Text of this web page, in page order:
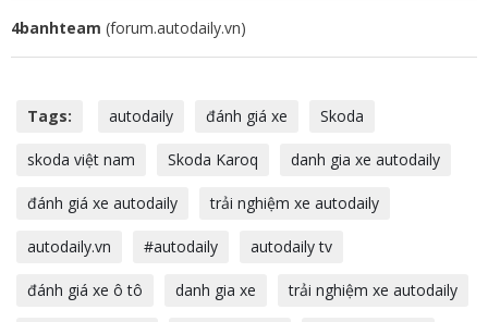
4banhteam (forum.autodaily.vn)
Tags: autodaily đánh giá xe Skoda
skoda việt nam Skoda Karoq danh gia xe autodaily
đánh giá xe autodaily trải nghiệm xe autodaily
autodaily.vn #autodaily autodaily tv
đánh giá xe ô tô danh gia xe trải nghiệm xe autodaily